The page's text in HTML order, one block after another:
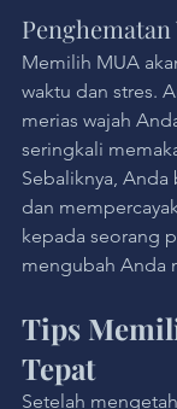
Penghematan
Memilih MUA
waktu dan stres.
merias wajah
seringkali
Sebaliknya, Anda
dan
kepada seorang
mengubah Anda
Tips
Tepat
Setelah